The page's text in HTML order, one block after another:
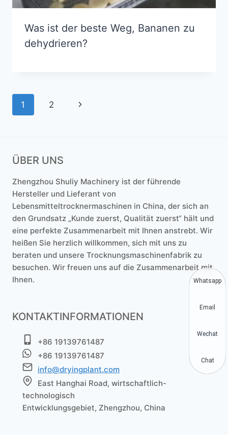
Was ist der beste Weg, Bananen zu
dehydrieren?
Seitennavigation
1 2
Nächste
ÜBER UNS
Zhengzhou Shuliy Machinery ist der führende
Hersteller und Lieferant von
Lebensmitteltrocknermaschinen in China, der sich an
den Grundsatz „Kunde zuerst, Qualität zuerst“ hält und
eine perfekte Zusammenarbeit mit Ihnen anstrebt. Wir
heißen Sie herzlich willkommen, sich mit uns zu
beraten und unsere Trocknungsmaschinenfabrik zu
besuchen. Wir freuen uns auf die Zusammenarbeit mit
Ihnen.
KONTAKTINFORMATIONEN
+86 19139761487
+86 19139761487
info@dryingplant.com
East Hanghai Road, wirtschaftlich-
technologisch
Entwicklungsgebiet, Zhengzhou, China
Whatsapp
Email
Wechat
Chat